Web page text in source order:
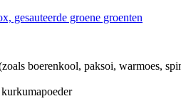
boerenkool, paksoi, warmoes,